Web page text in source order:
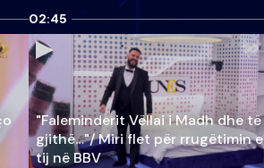
02:45
"Faleminderit Vëllai i Madh dhe të
gjithë…"/ Miri flet për rrugëtimin e
tij në BBV